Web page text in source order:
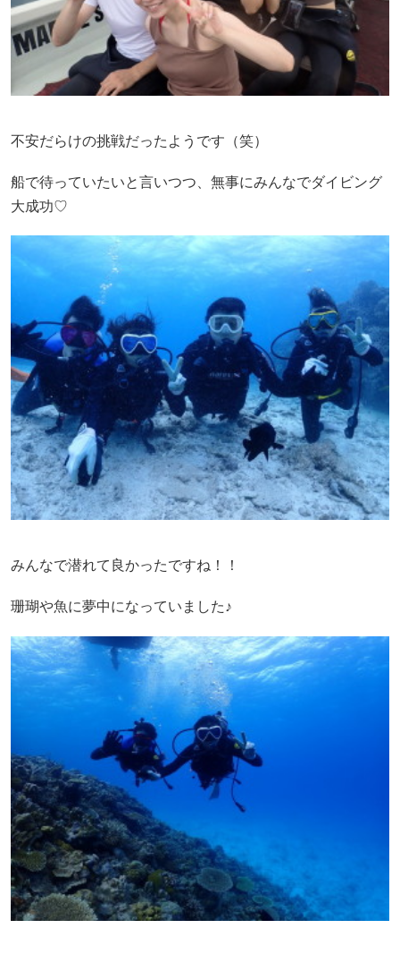
不安だらけの挑戦だったようです（笑）
船で待っていたいと言いつつ、無事にみんなでダイビング
大成功♡
みんなで潜れて良かったですね！！
珊瑚や魚に夢中になっていました♪